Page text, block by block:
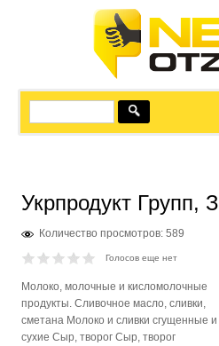
Укрпродукт Групп,
Количество просмотров: 589
Голосов еще нет
Молоко, молочные и кисломолочные
продукты. Сливочное масло, сливки,
сметана Молоко и сливки сгущенные и
сухие Сыр, творог Сыр, творог